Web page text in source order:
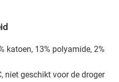
katoen, 13% polyamide, 2%
niet geschikt voor de droger